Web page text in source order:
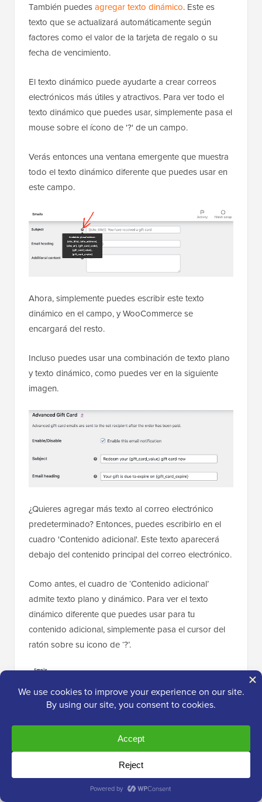
También puedesagregar texto dinámico. Este es
texto que se actualizará automáticamente según
factores como el valor de la tarjeta de regalo o su
fecha de vencimiento.
El texto dinámico puede ayudarte a crear correos
electrónicos más útiles y atractivos. Para ver todo el
texto dinámico que puedes usar, simplemente pasa el
mouse sobre el ícono de '?' de un campo.
Verás entonces una ventana emergente que muestra
todo el texto dinámico diferente que puedes usar en
este campo.
Ahora, simplemente puedes escribir este texto
dinámico en el campo, y WooCommerce se
encargará del resto.
Incluso puedes usar una combinación de texto plano
y texto dinámico, como puedes ver en la siguiente
imagen.
¿Quieres agregar más texto al correo electrónico
predeterminado? Entonces, puedes escribirlo en el
cuadro 'Contenido adicional'. Este texto aparecerá
debajo del contenido principal del correo electrónico.
Como antes, el cuadro de ‘Contenido adicional’
admite texto plano y dinámico. Para ver el texto
dinámico diferente que puedes usar para tu
contenido adicional, simplemente pasa el cursor del
ratón sobre su icono de ‘?’.